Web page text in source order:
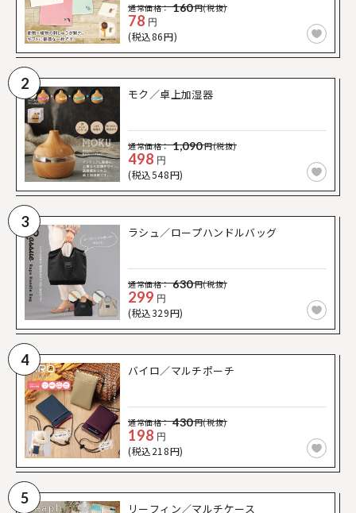
通常価格： 160円(税抜)
78 円
(税込86円)
2
モク／卓上加湿器
通常価格： 1,090円(税抜)
498 円
(税込548円)
3
ラシュ／ロープハンドルバッグ
通常価格： 630円(税抜)
299 円
(税込329円)
4
バイロ／マルチポーチ
通常価格： 430円(税抜)
198 円
(税込218円)
5
リーフィン／マルチケース